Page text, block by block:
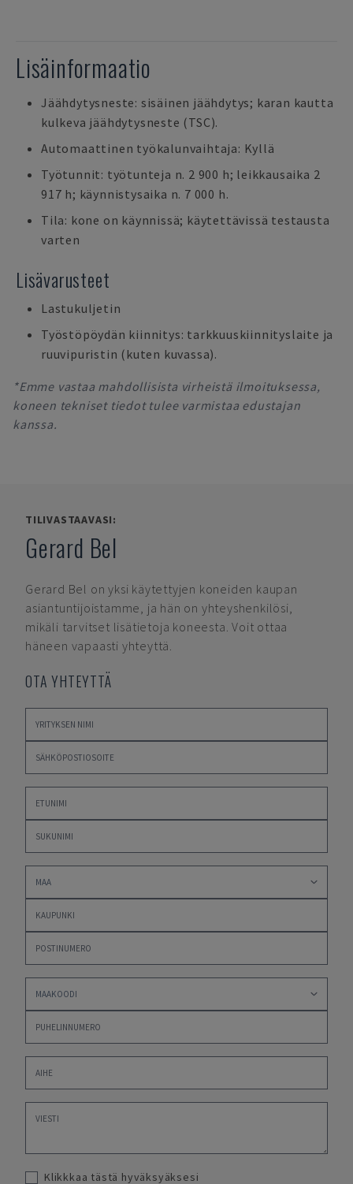
Lisäinformaatio
Jäähdytysneste: sisäinen jäähdytys; karan kautta
kulkeva jäähdytysneste (TSC).
Automaattinen työkalunvaihtaja: Kyllä
Työtunnit: työtunteja n. 2 900 h; leikkausaika 2
917 h; käynnistysaika n. 7 000 h.
Tila: kone on käynnissä; käytettävissä testausta
varten
Lisävarusteet
Lastukuljetin
Työstöpöydän kiinnitys: tarkkuuskiinnityslaite ja
ruuvipuristin (kuten kuvassa).
*Emme vastaa mahdollisista virheistä ilmoituksessa,
koneen tekniset tiedot tulee varmistaa edustajan
kanssa.
TILIVASTAAVASI:
Gerard Bel
Gerard Bel on yksi käytettyjen koneiden kaupan
asiantuntijoistamme, ja hän on yhteyshenkilösi,
mikäli tarvitset lisätietoja koneesta. Voit ottaa
häneen vapaasti yhteyttä.
OTA YHTEYTTÄ
Klikkkaa tästä hyväksyäksesi